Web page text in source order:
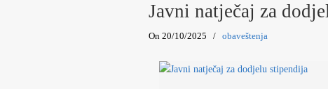
Javni natječaj za
On 20/10/2025 / obaveštenja